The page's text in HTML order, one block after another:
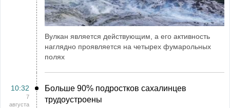
Вулкан является действующим, а его активность
наглядно проявляется на четырех фумарольных
полях
10:32
7
августа
Больше 90% подростков сахалинцев
трудоустроены